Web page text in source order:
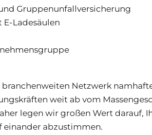
Gruppenunfallversicherung
Ladesäulen
Netzwerk
weit ab vom
legen wir großen Wert darauf,
einander abzustimmen.